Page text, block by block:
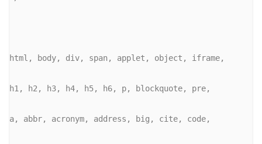
html, body, div, span, applet, object, iframe,
h1, h2, h3, h4, h5, h6, p, blockquote, pre,
a, abbr, acronym, address, big, cite, code,